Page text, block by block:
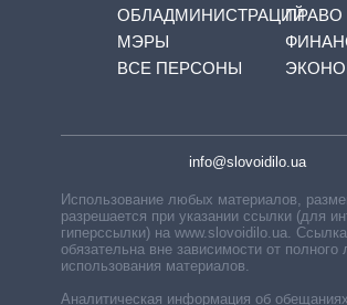
ОБЛАДМИНИСТРАЦИЙ
МЭРЫ
ВСЕ ПЕРСОНЫ
ПРАВО
info@slovoidilo.ua
Использование любых материалов,
разрешается при указании ссылки (для
гиперссылки) на www.slovoidilo.ua.
обязательна вне зависимости от полного
использования материалов.
Аналитическая информация об